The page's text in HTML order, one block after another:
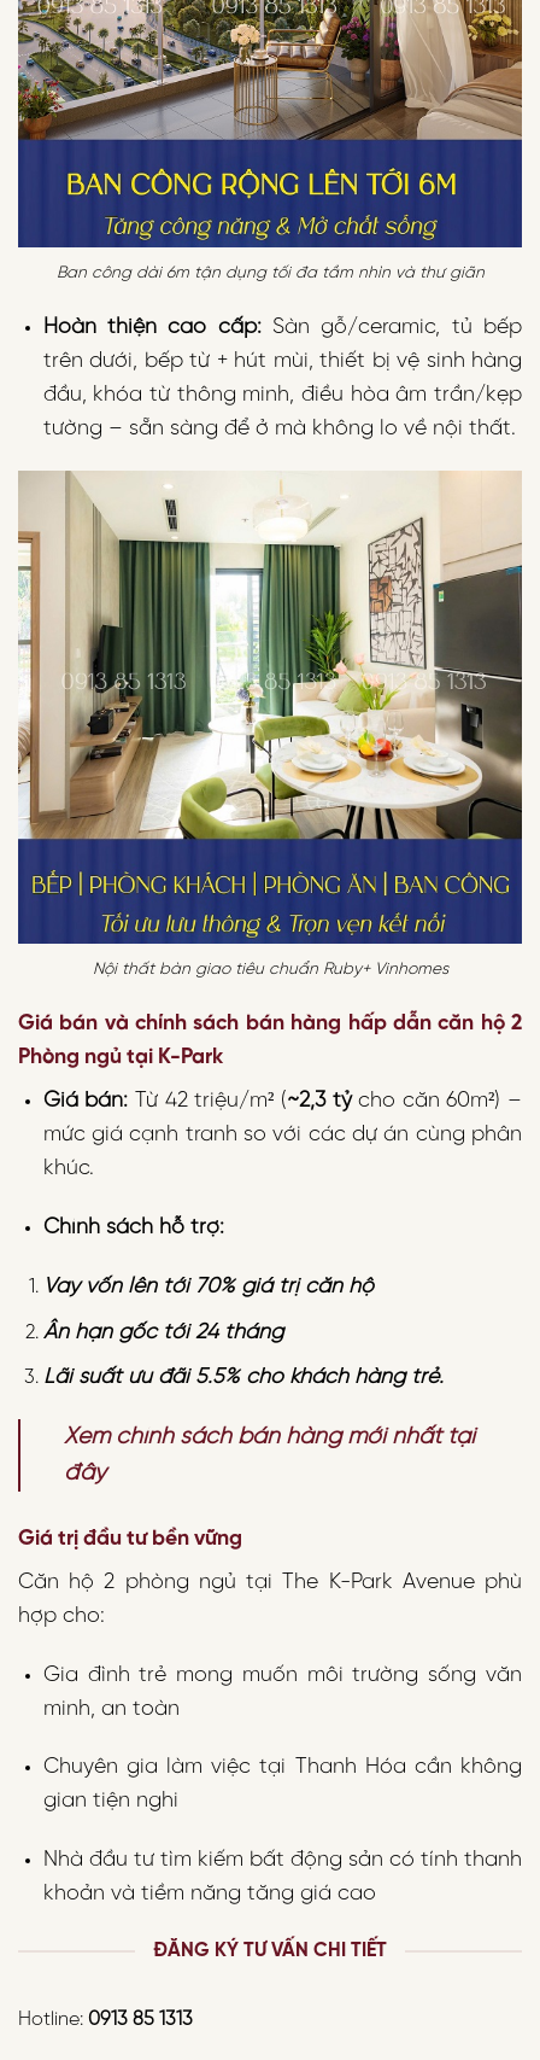
Ban công dài 6m tận dụng tối đa tầm nhìn và thư giãn
Hoàn thiện cao cấp:Sàn gỗ/ceramic, tủ bếp
trên dưới, bếp từ + hút mùi, thiết bị vệ sinh hàng
đầu, khóa từ thông minh, điều hòa âm trần/kẹp
tường – sẵn sàng để ở mà không lo về nội thất.
Nội thất bàn giao tiêu chuẩn Ruby+ Vinhomes
Giá bán và chính sách bán hàng hấp dẫn căn hộ 2
Phòng ngủ tại K-Park
Giá bán: Từ 42 triệu/m² (~2,3 tỷcho căn 60m²) –
mức giá cạnh tranh so với các dự án cùng phân
khúc.
Chính sách hỗ trợ:
Vay vốn lên tới 70% giá trị căn hộ
Ân hạn gốc tới 24 tháng
Lãi suất ưu đãi 5.5% cho khách hàng trẻ.
Xem chính sách bán hàng mới nhất tại
đây
Giá trị đầu tư bền vững
Căn hộ 2 phòng ngủ tại The K-Park Avenue phù
hợp cho:
Gia đình trẻ mong muốn môi trường sống văn
minh, an toàn
Chuyên gia làm việc tại Thanh Hóa cần không
gian tiện nghi
Nhà đầu tư tìm kiếm bất động sản có tính thanh
khoản và tiềm năng tăng giá cao
ĐĂNG KÝ TƯ VẤN CHI TIẾT
Hotline: 0913 85 1313